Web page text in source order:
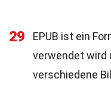
29
EPUB ist ein
verwendet wird
verschiedene